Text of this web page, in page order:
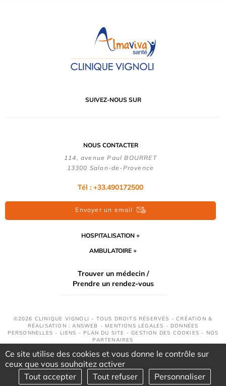
SUIVEZ-NOUS SUR
NOUS CONTACTER
114, avenue Paul BOURRET
13300 Salon-de-Provence
Tél : +33.490172500
Envoyer un email
HOSPITALISATION
AMBULATOIRE
Trouver un médecin /
Prendre un rendez-vous
©2026 CLINIQUE VIGNOLI - TOUS DROITS RÉSERVÉS - CRÉATION &
RÉALISATION : ANSWEB - MENTIONS LÉGALES - DONNÉES
PERSONNELLES - LIENS - PLAN DU SITE -GESTION DES COOKIES - NOS
PARTENAIRES
Ce site utilise des cookies et vous donne le contrôle sur
ceux que vous souhaitez activer
Tout accepter
Tout refuser Personnaliser